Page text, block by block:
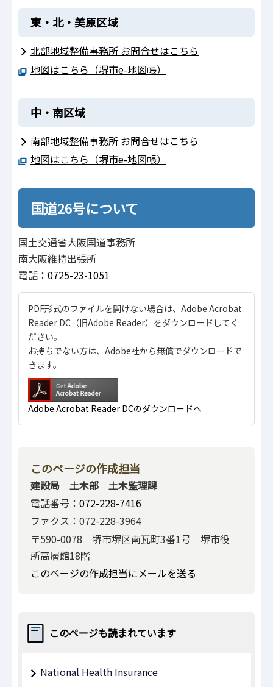
東・北・美原区域
北部地域整備事務所 お問合せはこちら
地図はこちら（堺市e-地図帳）
中・南区域
南部地域整備事務所 お問合せはこちら
地図はこちら（堺市e-地図帳）
国道26号について
国土交通省大阪国道事務所
南大阪維持出張所
電話： 0725-23-1051
PDF形式のファイルを開けない場合は、Adobe Acrobat
Reader DC（旧Adobe Reader）をダウンロードしてく
ださい。
お持ちでない方は、Adobe社から無償でダウンロードで
きます。
Adobe Acrobat Reader DCのダウンロードへ
このページの作成担当
建設局 土木部 土木監理課
電話番号： 072-228-7416
ファクス：072-228-3964
〒590-0078 堺市堺区南瓦町3番1号 堺市役
所高層館18階
このページの作成担当にメールを送る
このページも読まれています
National Health Insurance